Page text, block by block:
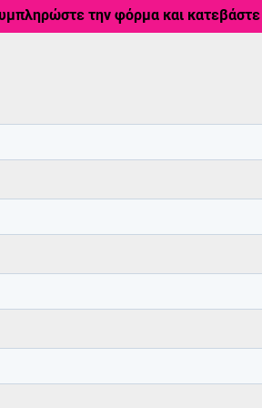
την φόρμα και